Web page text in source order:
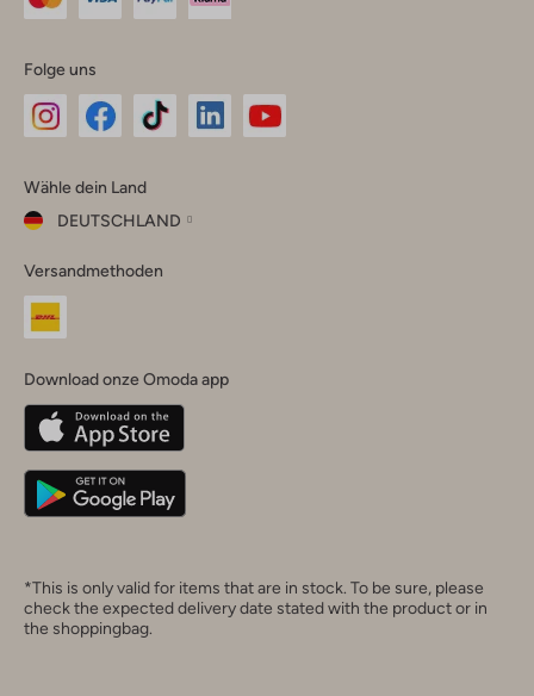
Folge uns
Instagram
Facebook
TikTok
Wähle dein Land
DEUTSCHLAND
dein
Land
Belgique(Français)
Deutschland
Versandmethoden
Download onze Omoda app
*This is only valid for items that are in stock. To be sure, please
check the expected delivery date stated with the product or in
the shoppingbag.